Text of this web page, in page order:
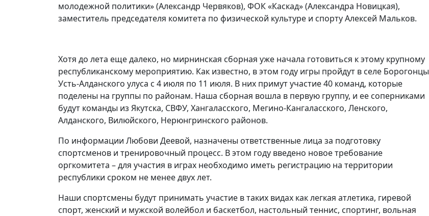
молодежной политики» (Александр Червяков), ФОК «Каскад» (Александра Новицкая),
заместитель председателя комитета по физической культуре и спорту Алексей Мальков.
Хотя до лета еще далеко, но мирнинская сборная уже начала готовиться к этому крупному
республиканскому мероприятию. Как известно, в этом году игры пройдут в селе Борогонцы
Усть-Алданского улуса с 4 июля по 11 июля. В них примут участие 40 команд, которые
поделены на группы по районам. Наша сборная вошла в первую группу, и ее соперниками
будут команды из Якутска, СВФУ, Хангаласского, Мегино-Кангаласского, Ленского,
Алданского, Вилюйского, Нерюнгринского районов.
По информации Любови Деевой, назначены ответственные лица за подготовку
спортсменов и тренировочный процесс. В этом году введено новое требование
оргкомитета – для участия в играх необходимо иметь регистрацию на территории
республики сроком не менее двух лет.
Наши спортсмены будут принимать участие в таких видах как легкая атлетика, гиревой
спорт, женский и мужской волейбол и баскетбол, настольный теннис, спортинг, вольная